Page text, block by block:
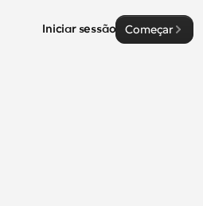
Iniciar sessão Começar